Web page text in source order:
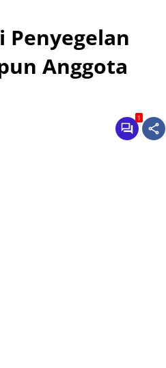
Penyegelan
Anggota
1